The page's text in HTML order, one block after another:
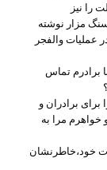
را نیز
مزار نوشته
در عملیات والفجر
برادرم تماس
برادران و
مرا به
خود،خاطرنشان